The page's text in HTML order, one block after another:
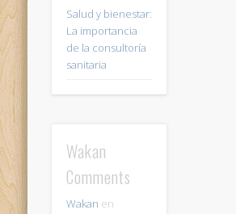
Salud y bienestar:
La importancia
de la consultoría
sanitaria
Wakan
Comments
Wakan en